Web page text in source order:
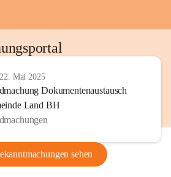
Mai 2025
Dokumentenaustausch
Land BH
sehen